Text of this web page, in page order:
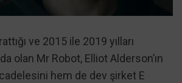
ve 2015 ile 2019 yılları
olan Mr Robot, Elliot Alderson’ın
hem de dev şirket E